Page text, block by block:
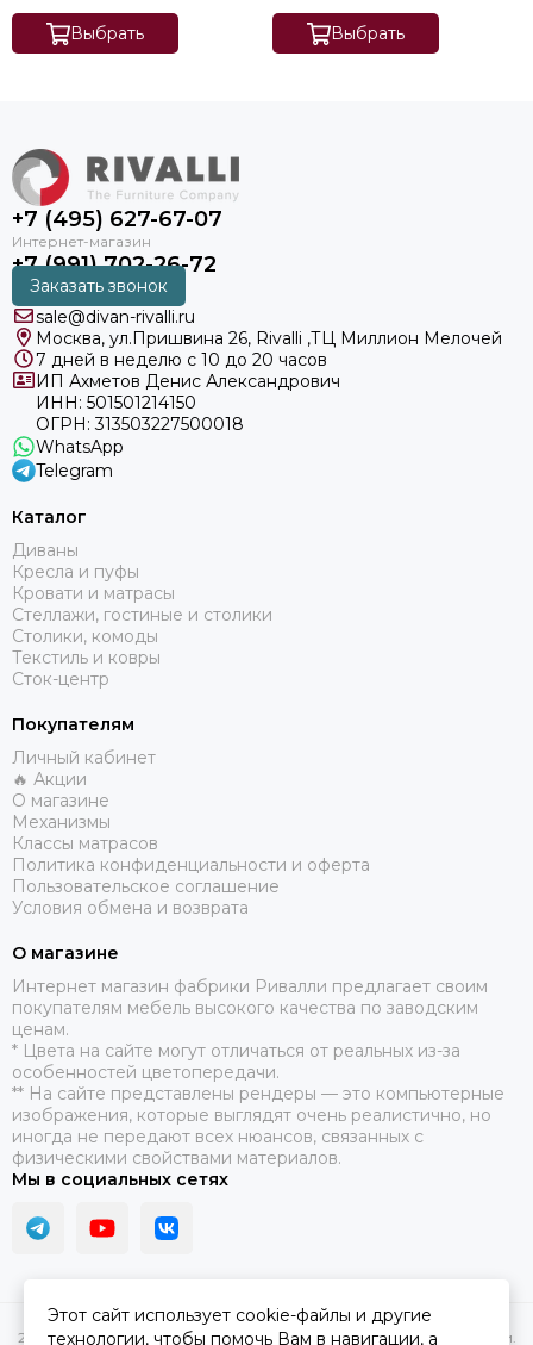
Выбрать Выбрать
+7 (495) 627-67-07
+7 (991) 702-26-72
Заказать звонок
sale@divan-rivalli.ru
Москва, ул.Пришвина 26, Rivalli ,ТЦ Миллион Мелочей
7 дней в неделю с 10 до 20 часов
ИП Ахметов Денис Александрович
ИНН: 501501214150
ОГРН: 313503227500018
WhatsApp
Telegram
Каталог
Диваны
Кресла и пуфы
Кровати и матрасы
Стеллажи, гостиные и столики
Столики, комоды
Текстиль и ковры
Сток-центр
Покупателям
Личный кабинет
🔥 Акции
О магазине
Механизмы
Классы матрасов
Политика конфиденциальности и оферта
Пользовательское соглашение
Условия обмена и возврата
О магазине
​Интернет магазин фабрики Ривалли предлагает своим
покупателям мебель высокого качества по заводским
ценам.
* Цвета на сайте могут отличаться от реальных из-за
особенностей цветопередачи.
** На сайте представлены рендеры — это компьютерные
изображения, которые выглядят очень реалистично, но
иногда не передают всех нюансов, связанных с
физическими свойствами материалов.
Мы в социальных сетях
2026 © Купить диван и кровать Rivalli. Интернет-магазин фабрики.
Этот сайт использует cookie-файлы и другие
технологии, чтобы помочь Вам в навигации, а